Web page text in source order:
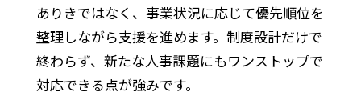
ありきではなく、事業状況に応じて優先順位を
整理しながら支援を進めます。制度設計だけで
終わらず、新たな人事課題にもワンストップで
対応できる点が強みです。